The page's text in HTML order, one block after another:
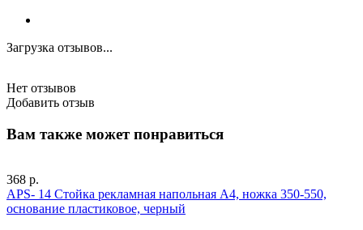
Загрузка отзывов...
Нет отзывов
Добавить отзыв
Вам также может понравиться
368 р.
APS- 14 Стойка рекламная напольная А4, ножка 350-550,
основание пластиковое, черный